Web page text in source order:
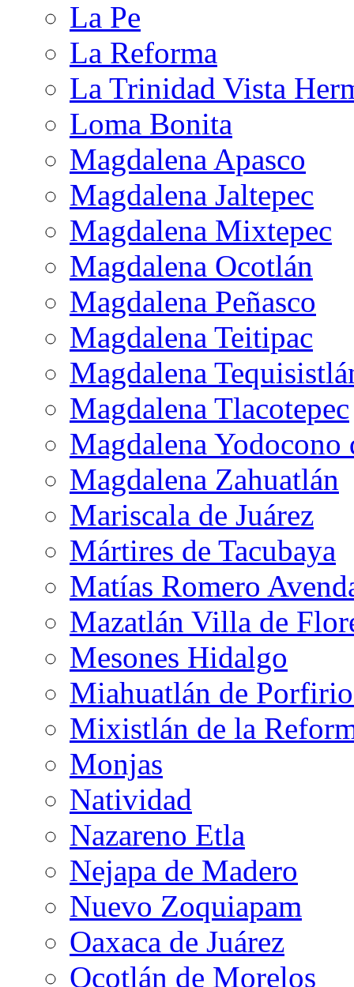
La Pe
La Reforma
La Trinidad Vista
Loma Bonita
Magdalena Apasco
Magdalena Jaltepec
Magdalena Mixtepec
Magdalena Ocotlán
Magdalena Peñasco
Magdalena Teitipac
Magdalena
Magdalena Tlacotepec
Magdalena
Magdalena Zahuatlán
Mariscala de Juárez
Mártires de Tacubaya
Matías Romero
Mazatlán Villa de
Mesones Hidalgo
Miahuatlán de
Mixistlán de la
Monjas
Natividad
Nazareno Etla
Nejapa de Madero
Nuevo Zoquiapam
Oaxaca de Juárez
Ocotlán de Morelos